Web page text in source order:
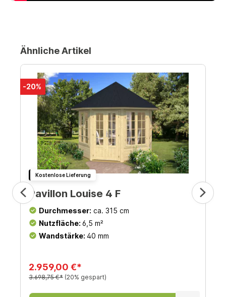
Ähnliche Artikel
-20%
Kostenlose Lieferung
Pavillon Louise 4 F
Durchmesser: ca. 315 cm
Nutzfläche: 6,5 m²
Wandstärke: 40 mm
2.959,00 €*
3.698,75 €* (20% gespart)